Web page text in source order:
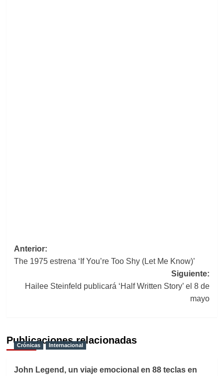
Navegación
de
entradas
Anterior:
The 1975 estrena ‘If You’re Too Shy (Let Me Know)’
Siguiente:
Hailee Steinfeld publicará ‘Half Written Story’ el 8 de
mayo
Publicaciones relacionadas
Crónicas Internacional
John Legend, un viaje emocional en 88 teclas en